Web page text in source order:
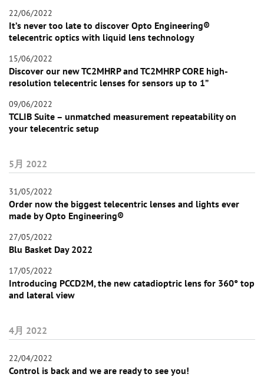
22/06/2022
It’s never too late to discover Opto Engineering®
telecentric optics with liquid lens technology
15/06/2022
Discover our new TC2MHRP and TC2MHRP CORE high-
resolution telecentric lenses for sensors up to 1”
09/06/2022
TCLIB Suite – unmatched measurement repeatability on
your telecentric setup
5月 2022
31/05/2022
Order now the biggest telecentric lenses and lights ever
made by Opto Engineering®
27/05/2022
Blu Basket Day 2022
17/05/2022
Introducing PCCD2M, the new catadioptric lens for 360° top
and lateral view
4月 2022
22/04/2022
Control is back and we are ready to see you!